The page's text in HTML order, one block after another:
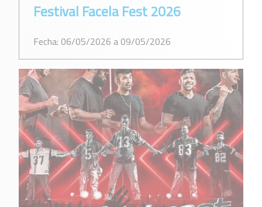
Festival Facela Fest 2026
Fecha: 06/05/2026 a 09/05/2026